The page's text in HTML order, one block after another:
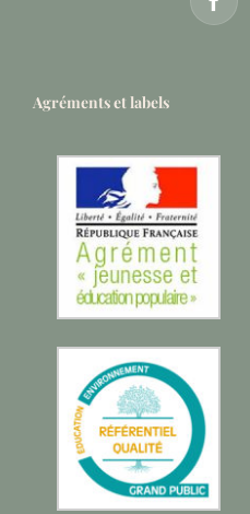
Agréments et labels